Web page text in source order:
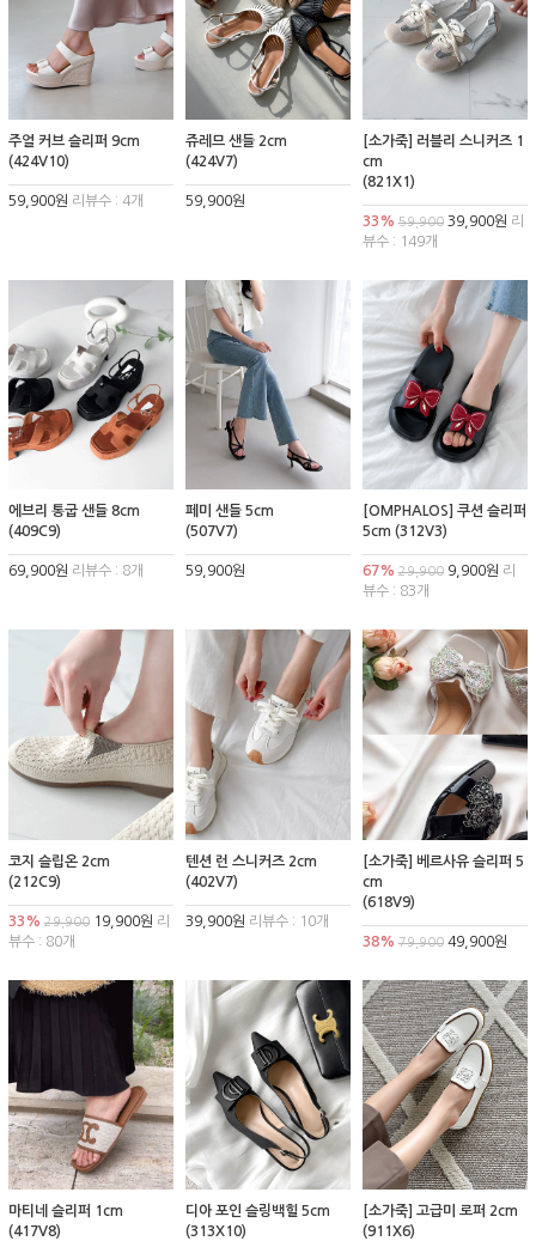
주얼 커브 슬리퍼 9cm
(424V10)
59,900원 리뷰수 : 4개
쥬레므 샌들 2cm
(424V7)
59,900원
[소가죽] 러블리 스니커즈 1
cm
(821X1)
33% 59,90039,900원 리
뷰수 : 149개
에브리 통굽 샌들 8cm
(409C9)
69,900원 리뷰수 : 8개
페미 샌들 5cm
(507V7)
59,900원
[OMPHALOS] 쿠션 슬리퍼
5cm (312V3)
67% 29,9009,900원 리
뷰수 : 83개
코지 슬립온 2cm
(212C9)
33% 29,900 19,900원 리
뷰수 : 80개
텐션 런 스니커즈 2cm
(402V7)
39,900원 리뷰수 : 10개
[소가죽] 베르사유 슬리퍼 5
cm
(618V9)
38% 79,90049,900원
마티네 슬리퍼 1cm
(417V8)
디아 포인 슬링백힐 5cm
(313X10)
[소가죽] 고급미 로퍼 2cm
(911X6)